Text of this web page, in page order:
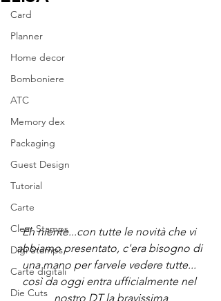
Card
Planner
Home decor
Bomboniere
ATC
Memory dex
Packaging
Guest Design
Tutorial
Carte
Clear Stamps
Digi Stamps
Carte digitali
Die Cuts
Eh niente...con tutte le novità che vi
abbiamo presentato, c'era bisogno di
una mano per farvele vedere tutte...
così da oggi entra ufficialmente nel
nostro DT la bravissima